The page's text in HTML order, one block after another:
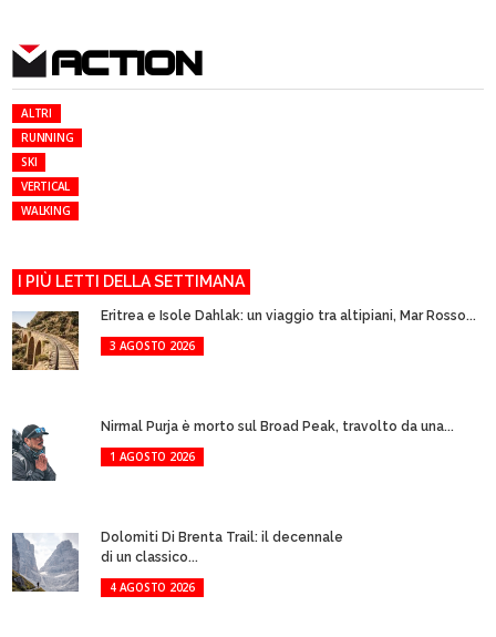
ACTION
ALTRI
RUNNING
SKI
VERTICAL
WALKING
I PIÙ LETTI DELLA SETTIMANA
Eritrea e Isole Dahlak: un viaggio tra altipiani, Mar Rosso...
3 AGOSTO 2026
Nirmal Purja è morto sul Broad Peak, travolto da una...
1 AGOSTO 2026
Dolomiti Di Brenta Trail: il decennale
di un classico...
4 AGOSTO 2026